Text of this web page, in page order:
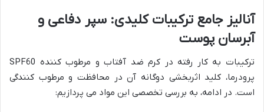
آنالیز جامع ترکیبات کلیدی: سپر دفاعی و
آبرسان پوست
ترکیبات به کار رفته در کرم ضد آفتاب و مرطوب کننده SPF60
پرودرما، کلید اثربخشی دوگانه آن در محافظت و مرطوب کنندگی
است. در ادامه، به بررسی تخصصی این مواد می پردازیم: